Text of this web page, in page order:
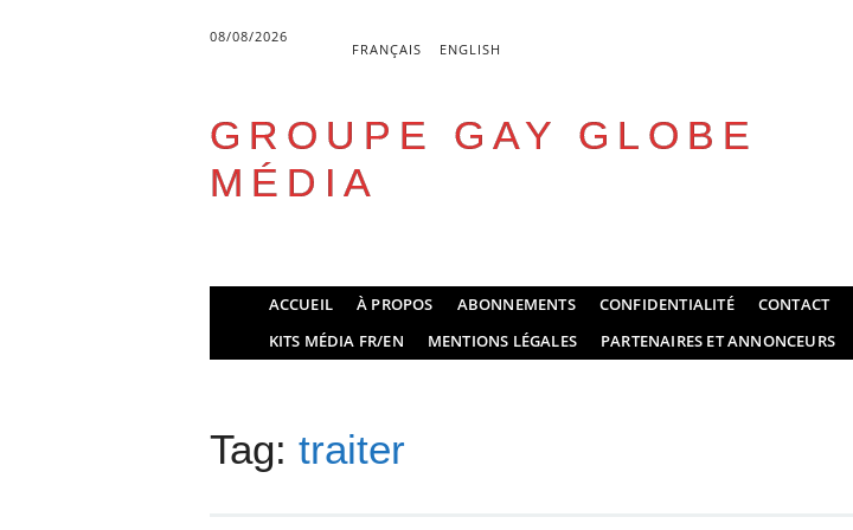
08/08/2026
FRANÇAIS ENGLISH
GROUPE GAY GLOBE
MÉDIA
Main menu
ACCUEIL À PROPOS ABONNEMENTS CONFIDENTIALITÉ CONTACT
KITS MÉDIA FR/EN
MENTIONS LÉGALES PARTENAIRES ET ANNONCEURS
Tag: traiter